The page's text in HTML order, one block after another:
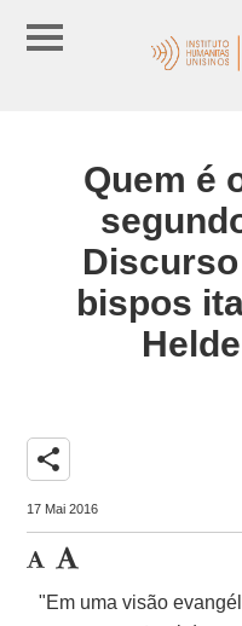
Quem é
bispos
share
17 Mai 2016
"Em uma visão